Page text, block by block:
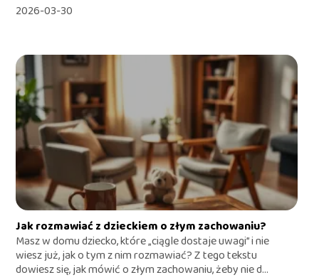
2026-03-30
Jak rozmawiać z dzieckiem o złym zachowaniu?
Masz w domu dziecko, które „ciągle dostaje uwagi” i nie
wiesz już, jak o tym z nim rozmawiać? Z tego tekstu
dowiesz się, jak mówić o złym zachowaniu, żeby nie d...